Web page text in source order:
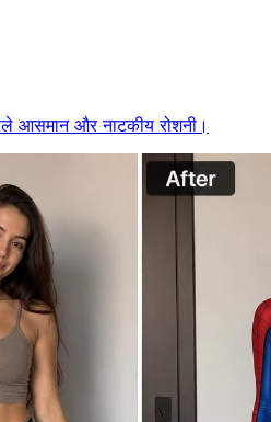
आसमान और नाटकीय रोशनी।